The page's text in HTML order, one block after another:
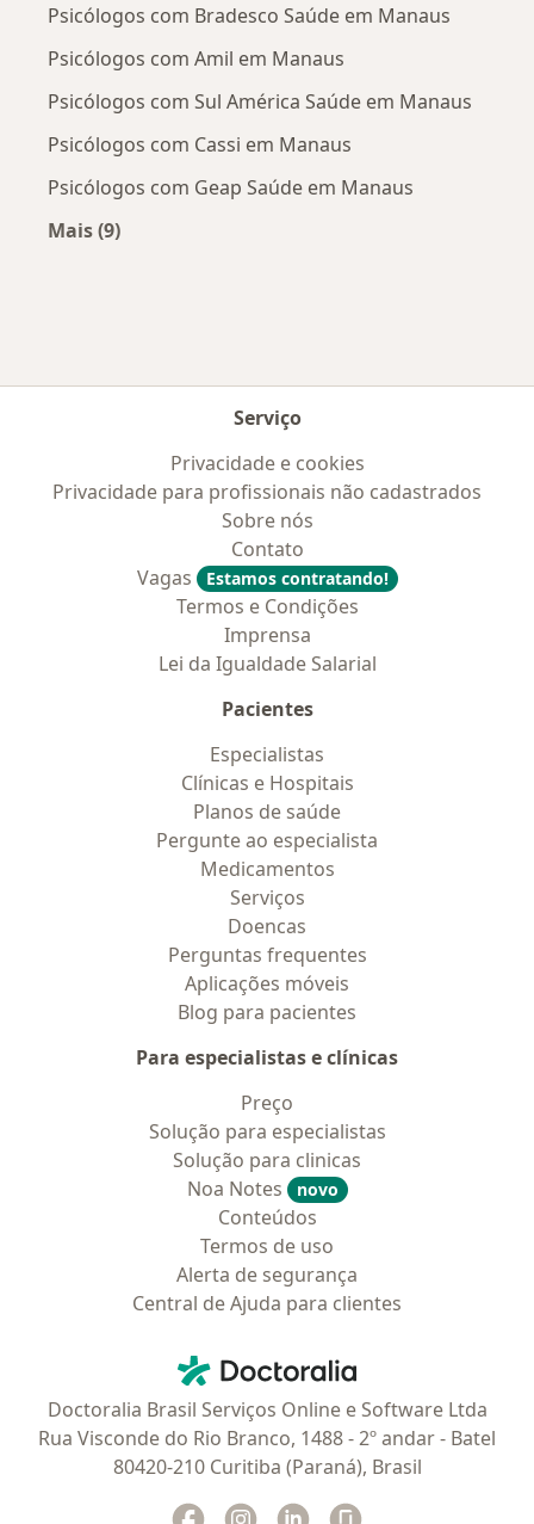
Psicólogos com Bradesco Saúde em Manaus
Psicólogos com Amil em Manaus
Psicólogos com Sul América Saúde em Manaus
Psicólogos com Cassi em Manaus
Psicólogos com Geap Saúde em Manaus
Mais (9)
Serviço
Privacidade e cookies
Privacidade para profissionais não cadastrados
Sobre nós
Contato
Vagas
Estamos contratando!
Termos e Condições
Imprensa
Lei da Igualdade Salarial
Pacientes
Especialistas
Clínicas e Hospitais
Planos de saúde
Pergunte ao especialista
Medicamentos
Serviços
Doencas
Perguntas frequentes
Aplicações móveis
Blog para pacientes
Para especialistas e clínicas
Preço
Solução para especialistas
Solução para clinicas
Noa Notes
novo
Conteúdos
Termos de uso
Alerta de segurança
Central de Ajuda para clientes
Doctoralia - Homepage
Doctoralia Brasil Serviços Online e Software Ltda
Rua Visconde do Rio Branco, 1488 - 2º andar - Batel
80420-210 Curitiba (Paraná), Brasil
Facebook
abre num novo separador
Instagram
abre num novo separador
Linkedin
abre num novo